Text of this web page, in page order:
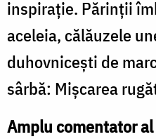
inspirație. Părinții
aceleia, călăuzele
duhovnicești de
sârbă: Mișcarea
Amplu comentator